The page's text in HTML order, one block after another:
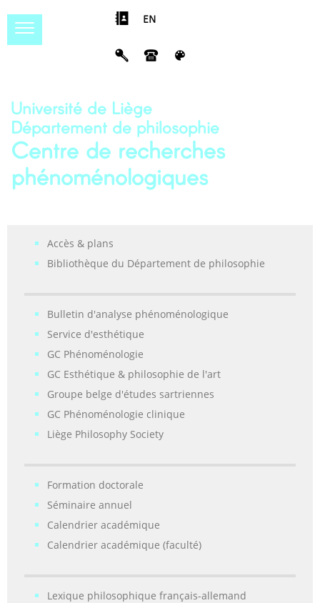
EN
Université de Liège
Département de philosophie
Centre de recherches
phénoménologiques
Accès & plans
Bibliothèque du Département de philosophie
Bulletin d'analyse phénoménologique
Service d'esthétique
GC Phénoménologie
GC Esthétique & philosophie de l'art
Groupe belge d'études sartriennes
GC Phénoménologie clinique
Liège Philosophy Society
Formation doctorale
Séminaire annuel
Calendrier académique
Calendrier académique (faculté)
Lexique philosophique français-allemand